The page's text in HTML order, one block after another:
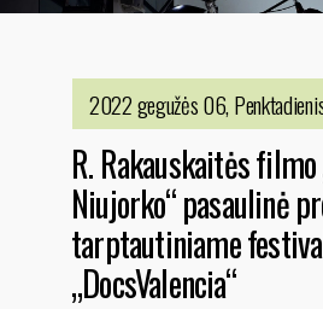
NIUJORKO“ PASAULINĖ PREMJERA –
TARPTAUTINIAME FESTIVALYJE
„DOCSVALENCIA“
2022 gegužės 06,
R. Rakauskaitės
Niujorko“ pasaulinė
tarptautiniame
„DocsValencia“